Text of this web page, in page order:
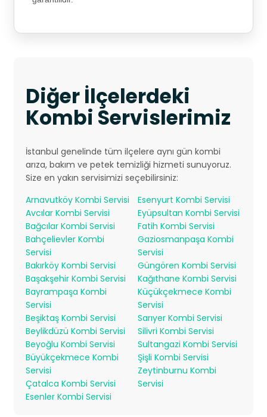
Diğer İlçelerdeki
Kombi Servislerimiz
İstanbul genelinde tüm ilçelere aynı gün kombi
arıza, bakım ve petek temizliği hizmeti sunuyoruz.
Size en yakın servisimizi seçebilirsiniz:
Arnavutköy Kombi Servisi
Avcılar Kombi Servisi
Bağcılar Kombi Servisi
Bahçelievler Kombi
Servisi
Bakırköy Kombi Servisi
Başakşehir Kombi Servisi
Bayrampaşa Kombi
Servisi
Beşiktaş Kombi Servisi
Beylikdüzü Kombi Servisi
Beyoğlu Kombi Servisi
Büyükçekmece Kombi
Servisi
Çatalca Kombi Servisi
Esenler Kombi Servisi
Esenyurt Kombi Servisi
Eyüpsultan Kombi Servisi
Fatih Kombi Servisi
Gaziosmanpaşa Kombi
Servisi
Güngören Kombi Servisi
Kağıthane Kombi Servisi
Küçükçekmece Kombi
Servisi
Sarıyer Kombi Servisi
Silivri Kombi Servisi
Sultangazi Kombi Servisi
Şişli Kombi Servisi
Zeytinburnu Kombi
Servisi